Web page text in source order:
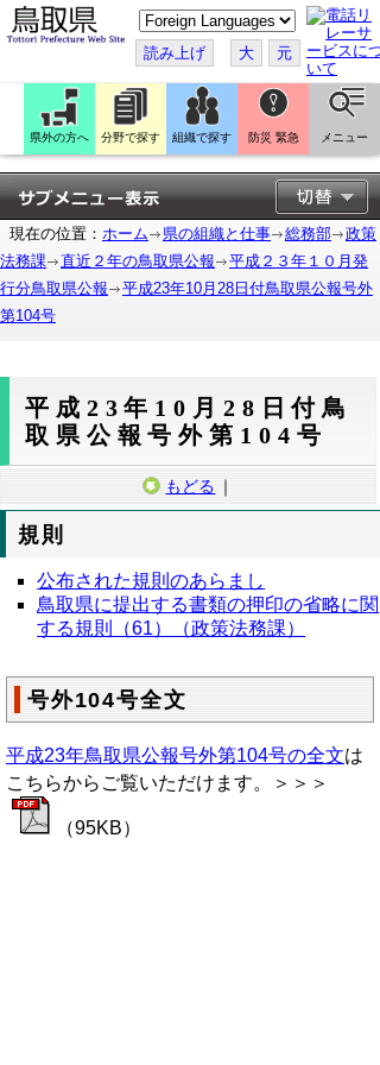
こ
の
ペ
ー
ジ
翻
訳
す
る
読み上げ 大 元
県外の方へ 分野で探す 組織で探す 防災 緊急 メニュー
現在の位置： ホーム 県の組織と仕事 総務部
政策
法務課
直近２年の鳥取県公報
平成２３年１０月発
行分鳥取県公報
平成23年10月28日付鳥取県公報号外
第104号
平成23年10月28日付鳥
取県公報号外第104号
もどる ｜
規則
公布された規則のあらまし
鳥取県に提出する書類の押印の省略に関
する規則（61）（政策法務課）
号外104号全文
平成23年鳥取県公報号外第104号の全文は
こちらからご覧いただけます。＞＞＞
（95KB）